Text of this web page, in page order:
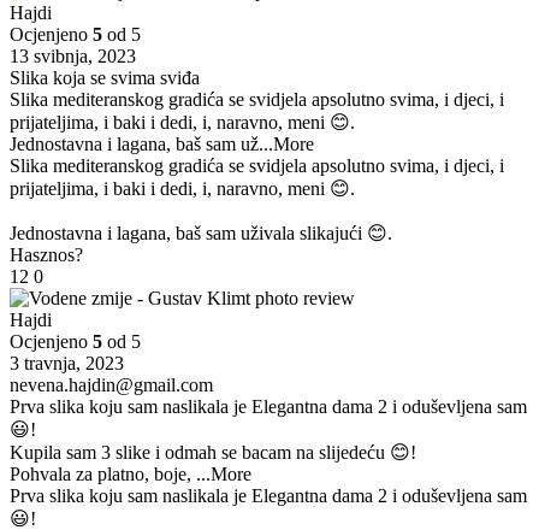
Hajdi
Ocjenjeno 5 od 5
13 svibnja, 2023
Slika koja se svima sviđa
Slika mediteranskog gradića se svidjela apsolutno svima, i djeci, i
prijateljima, i baki i dedi, i, naravno, meni 😊.
Jednostavna i lagana, baš sam už...More
Slika mediteranskog gradića se svidjela apsolutno svima, i djeci, i
prijateljima, i baki i dedi, i, naravno, meni 😊.
Jednostavna i lagana, baš sam uživala slikajući 😊.
Hasznos?
12 0
Hajdi
Ocjenjeno 5 od 5
3 travnja, 2023
nevena.hajdin@gmail.com
Prva slika koju sam naslikala je Elegantna dama 2 i oduševljena sam
😃!
Kupila sam 3 slike i odmah se bacam na slijedeću 😊!
Pohvala za platno, boje, ...More
Prva slika koju sam naslikala je Elegantna dama 2 i oduševljena sam
😃!